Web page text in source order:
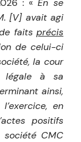
: «En se
[V] avait agi
faits précis
de celui-ci
la cour
légale à sa
ainsi,
en
positifs
CMC